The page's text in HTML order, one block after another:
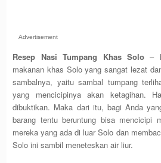
Advertisement
Resep Nasi Tumpang Khas Solo –
makanan khas Solo yang sangat lezat
sambalnya, yaitu sambal tumpang
yang mencicipinya akan ketagihan.
dibuktikan. Maka dari itu, bagi Anda
barang tentu beruntung bisa mencicipi
mereka yang ada di luar Solo dan
Solo ini sambil meneteskan air liur.